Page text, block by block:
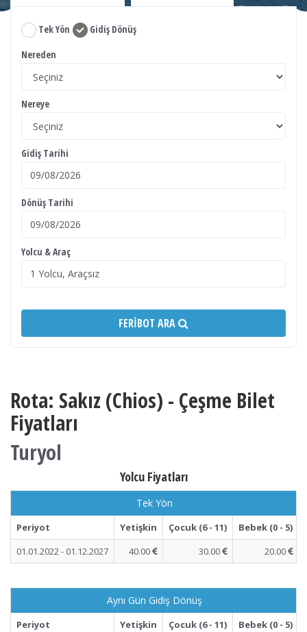
Tek Yön
Gidiş Dönüş
Nereden
Nereye
Gidiş Tarihi
Dönüş Tarihi
Yolcu & Araç
FERIBOT ARA
Rota: Sakız (Chios) - Çeşme Bilet
Fiyatları
Turyol
Yolcu Fiyatları
Tek Yön
Periyot Yetişkin Çocuk (6 - 11)
Bebek (0 - 5)
01.01.2022 - 01.12.2027
40.00 30.00 20.00
Aynı Gün Gidiş Dönüş
Periyot Yetişkin Çocuk (6 - 11)
Bebek (0 - 5)